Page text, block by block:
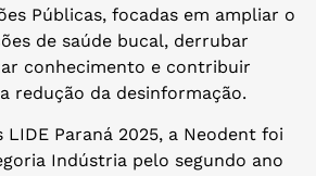
Públicas, focadas em ampliar o
de saúde bucal, derrubar
conhecimento e contribuir
redução da desinformação.
LIDE Paraná 2025, a Neodent foi
Indústria pelo segundo ano